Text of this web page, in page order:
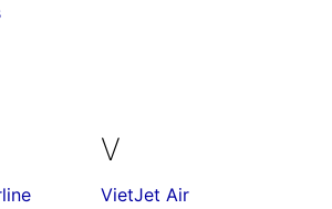
V
VietJet Air